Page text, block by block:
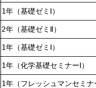
1年（基礎ゼミⅠ）
2年（基礎ゼミⅡ）
1年（基礎ゼミⅠ）
1年（化学基礎セミナーⅠ）
1年（フレッシュマンセミナ